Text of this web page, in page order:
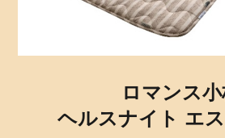
ロマンス
ヘルスナイト エ